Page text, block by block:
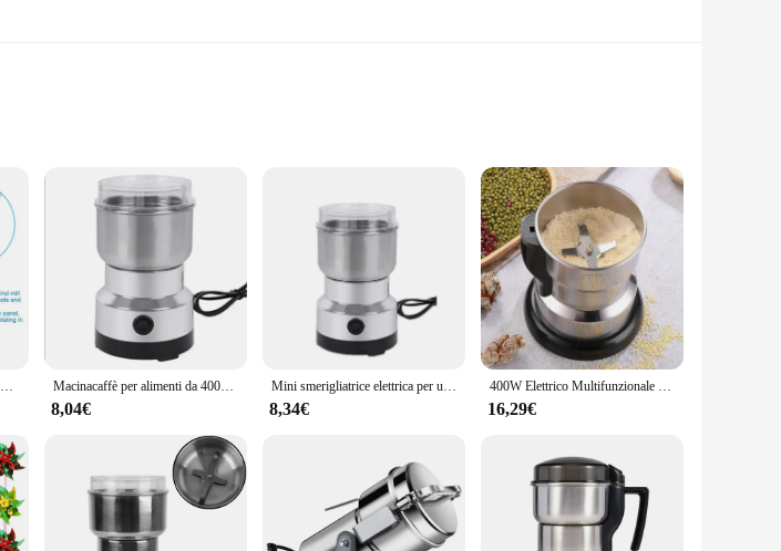
cutting. Crafted from high-quality stainless steel, this tool is engineered to provide dental professionals
cut, ensuring that the endodontic procedure is carried out with minimal trauma to the tooth
periods without causing hand fatigue, making it an essential tool for dental professionals.
The instrument's shape and size are tailored to fit comfortably in the dentist's hand, allowing for
to perform intricate procedures with ease. The user-friendly nature of the fresa zekra endo
construction ensures durability and longevity, making it a reliable instrument for daily use. The
practices to large dental clinics. Its performance is consistent, providing dental professionals with
availability and vendor support, this electric fresa zekra endo is a valuable addition to any dental
Kit di costruzione di modelli di mulino a vento ad energia solare per bambini mulino a vento fai da te fattoria elettronica educativa decorare il giocattolo del mulino a vento elettronico Macinacaffè per alimenti da 400W macinacaffè elettrico portatile per uso domestico legumi per fagioli rettificatrice per cereali da cucina in acciaio inossidabile
8,04€
Mini smerigliatrice elettrica per uso domestico 300ml ultrafine polverizzatore per alimenti per bambini macinacaffè spezie macinapepe mulino per cereali 4 lame
8,34€
400W Elettrico Multifunzionale Macinacaffè Cucina Cereali Noci Fagioli Spezie Grani Smerigliatrice Macchina Per La Casa Macinacaffè
16,29€